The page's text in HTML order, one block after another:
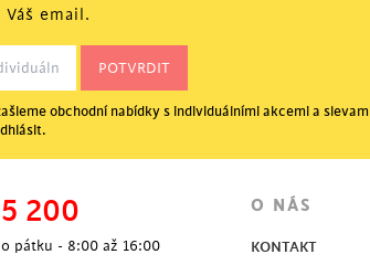
email.
obchodní nabídky s individuálními akcemi a
200
pátku - 8:00 až 16:00
O NÁS
KONTAKT